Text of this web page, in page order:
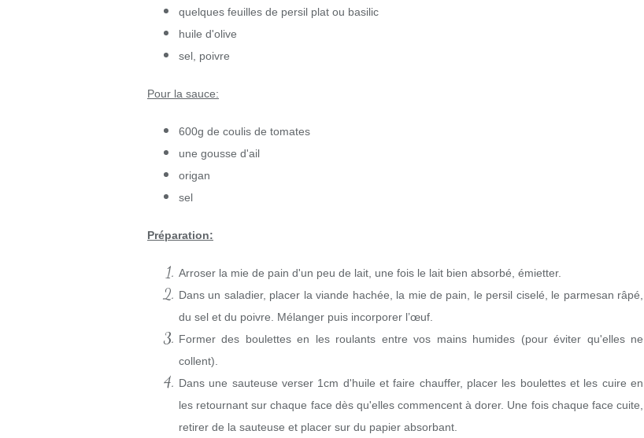
quelques feuilles de persil plat ou basilic
huile d'olive
sel, poivre
Pour la sauce:
600g de coulis de tomates
une gousse d'ail
origan
sel
Préparation:
Arroser la mie de pain d'un peu de lait, une fois le lait bien absorbé, émietter.
Dans un saladier, placer la viande hachée, la mie de pain, le persil ciselé, le parmesan râpé,
du sel et du poivre. Mélanger puis incorporer l’œuf.
Former des boulettes en les roulants entre vos mains humides (pour éviter qu'elles ne
collent).
Dans une sauteuse verser 1cm d'huile et faire chauffer, placer les boulettes et les cuire en
les retournant sur chaque face dès qu'elles commencent à dorer. Une fois chaque face cuite,
retirer de la sauteuse et placer sur du papier absorbant.